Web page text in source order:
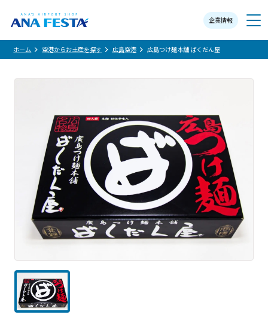
企業情報
メニュー
ホーム 空港からお土産を探す 広島空港 広島つけ麺本舗 ばくだん屋